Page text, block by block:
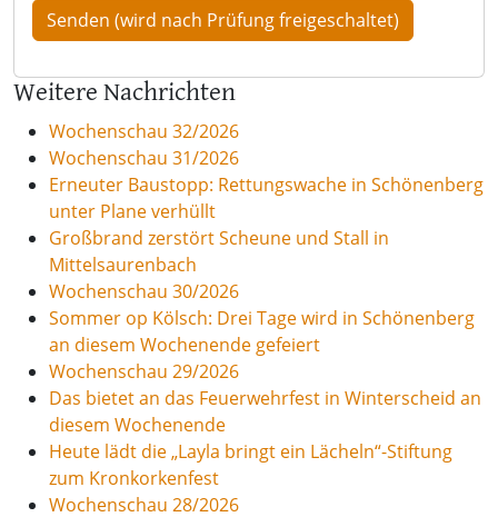
Weitere Nachrichten
Wochenschau 32/2026
Wochenschau 31/2026
Erneuter Baustopp: Rettungswache in Schönenberg
unter Plane verhüllt
Großbrand zerstört Scheune und Stall in
Mittelsaurenbach
Wochenschau 30/2026
Sommer op Kölsch: Drei Tage wird in Schönenberg
an diesem Wochenende gefeiert
Wochenschau 29/2026
Das bietet an das Feuerwehrfest in Winterscheid an
diesem Wochenende
Heute lädt die „Layla bringt ein Lächeln“-Stiftung
zum Kronkorkenfest
Wochenschau 28/2026